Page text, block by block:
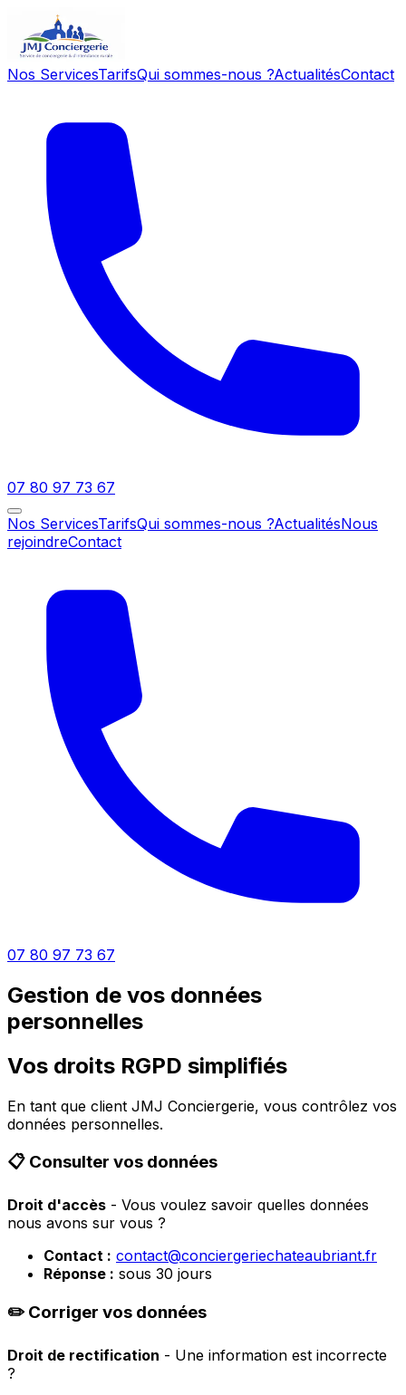
Nos ServicesTarifsQui sommes-nous ?ActualitésContact
07 80 97 73 67
Nos ServicesTarifsQui sommes-nous ?ActualitésNous
rejoindreContact
07 80 97 73 67
Gestion de vos données
personnelles
Vos droits RGPD simplifiés
En tant que client JMJ Conciergerie, vous contrôlez vos
données personnelles.
📋 Consulter vos données
Droit d'accès - Vous voulez savoir quelles données
nous avons sur vous ?
Contact : contact@conciergeriechateaubriant.fr
Réponse : sous 30 jours
✏️ Corriger vos données
Droit de rectification - Une information est incorrecte
?